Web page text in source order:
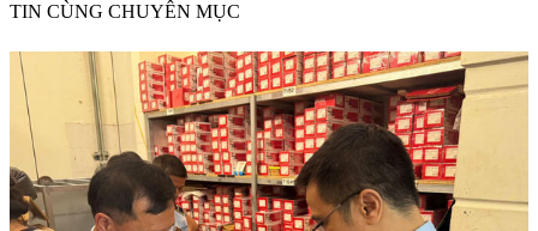
TIN CÙNG CHUYÊN MỤC